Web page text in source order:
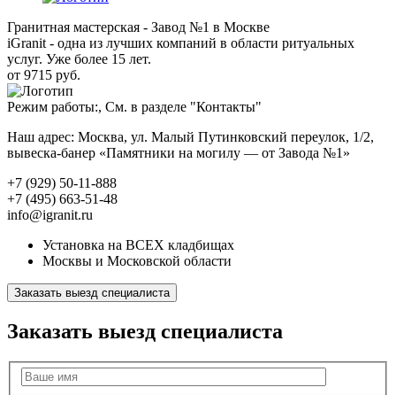
Гранитная мастерская - Завод №1 в Москве
iGranit - одна из лучших компаний в области ритуальных
услуг. Уже более 15 лет.
от 9715 руб.
Режим работы:, См. в разделе "Контакты"
Наш адрес: Москва, ул. Малый Путинковский переулок, 1/2,
вывеска-банер «Памятники на могилу — от Завода №1»
+7 (929) 50-11-888
+7 (495) 663-51-48
info@igranit.ru
Установка на ВСЕХ кладбищах
Москвы и Московской области
Заказать выезд специалиста
Заказать выезд специалиста